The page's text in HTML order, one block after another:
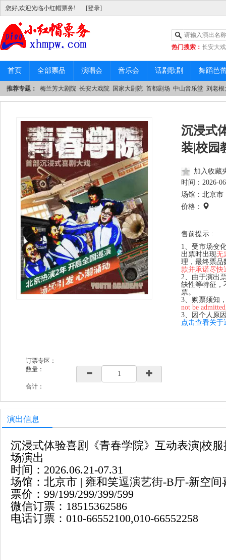
您好,欢迎光临小红帽票务! [登录]
热门搜索： 长安大
|中山音乐堂
首页 全部票品 演唱会 音乐会 话剧歌剧 舞蹈芭
推荐专题： 梅兰芳大剧院 长安大戏院 国家大剧院 首都剧场 中山音乐堂 刘老根
沉浸式
装|校园
加入收藏
时间： 2026-
场馆：北京市
价格：
售前提示 :
1、受市场变
出票时出现无
理，最终票品
款并承诺尽快
2、由于演出
缺性等特征，
票。
3、购票须知
not be
3、因个人原
点击查看关于
订票专区：
数量：
合计：
演出信息
沉浸式体验喜剧《青春学院》互动表演|校
场演出
时间：2026.06.21-07.31
场馆：北京市 | 雍和笑逗演艺街-B厅-新空
票价：99/199/299/399/599
微信订票：18515362586
电话订票：010-66552100,010-66552258